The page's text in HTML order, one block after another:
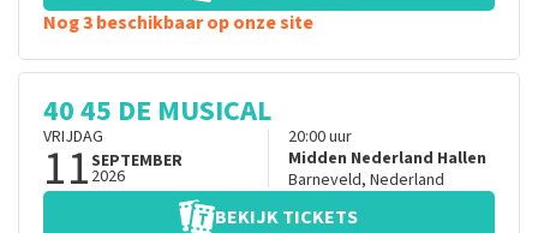
Nog 3 beschikbaar op onze site
40 45 DE MUSICAL
VRIJDAG
11SEPTEMBER
2026
20:00uur
Midden Nederland Hallen
Barneveld, Nederland
BEKIJK TICKETS